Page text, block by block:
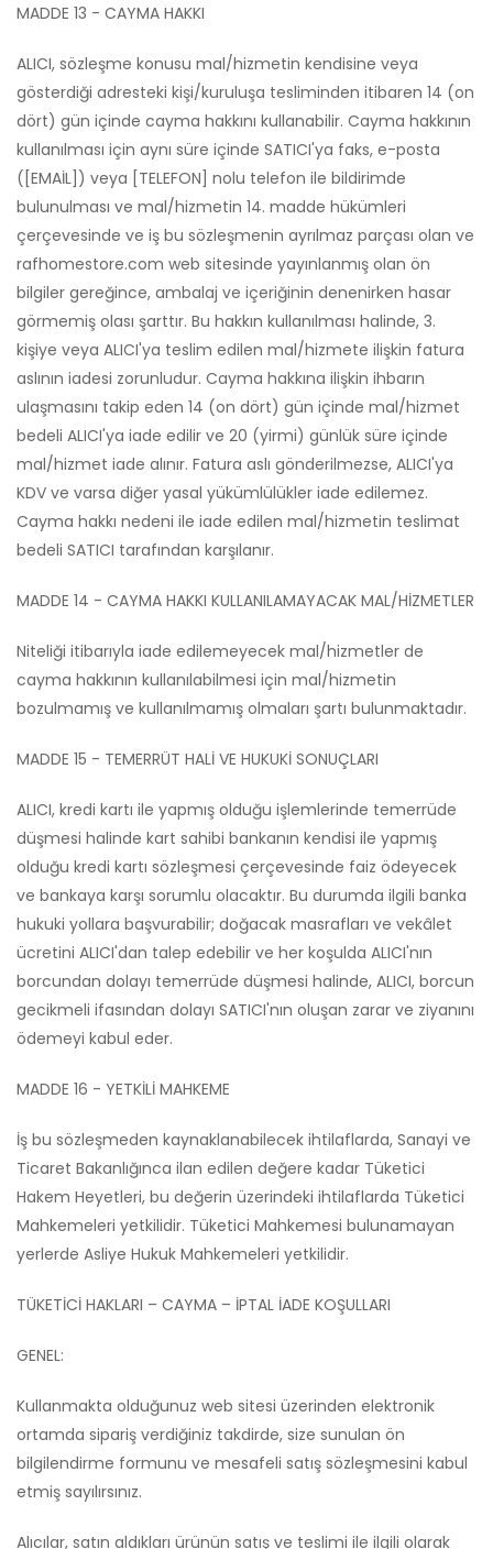
MADDE 13 - CAYMA HAKKI
ALICI, sözleşme konusu mal/hizmetin kendisine veya
gösterdiği adresteki kişi/kuruluşa tesliminden itibaren 14 (on
dört) gün içinde cayma hakkını kullanabilir. Cayma hakkının
kullanılması için aynı süre içinde SATICI'ya faks, e-posta
([EMAİL]) veya [TELEFON] nolu telefon ile bildirimde
bulunulması ve mal/hizmetin 14. madde hükümleri
çerçevesinde ve iş bu sözleşmenin ayrılmaz parçası olan ve
rafhomestore.com web sitesinde yayınlanmış olan ön
bilgiler gereğince, ambalaj ve içeriğinin denenirken hasar
görmemiş olası şarttır. Bu hakkın kullanılması halinde, 3.
kişiye veya ALICI'ya teslim edilen mal/hizmete ilişkin fatura
aslının iadesi zorunludur. Cayma hakkına ilişkin ihbarın
ulaşmasını takip eden 14 (on dört) gün içinde mal/hizmet
bedeli ALICI'ya iade edilir ve 20 (yirmi) günlük süre içinde
mal/hizmet iade alınır. Fatura aslı gönderilmezse, ALICI'ya
KDV ve varsa diğer yasal yükümlülükler iade edilemez.
Cayma hakkı nedeni ile iade edilen mal/hizmetin teslimat
bedeli SATICI tarafından karşılanır.
MADDE 14 - CAYMA HAKKI KULLANILAMAYACAK MAL/HİZMETLER
Niteliği itibarıyla iade edilemeyecek mal/hizmetler de
cayma hakkının kullanılabilmesi için mal/hizmetin
bozulmamış ve kullanılmamış olmaları şartı bulunmaktadır.
MADDE 15 - TEMERRÜT HALİ VE HUKUKİ SONUÇLARI
ALICI, kredi kartı ile yapmış olduğu işlemlerinde temerrüde
düşmesi halinde kart sahibi bankanın kendisi ile yapmış
olduğu kredi kartı sözleşmesi çerçevesinde faiz ödeyecek
ve bankaya karşı sorumlu olacaktır. Bu durumda ilgili banka
hukuki yollara başvurabilir; doğacak masrafları ve vekâlet
ücretini ALICI'dan talep edebilir ve her koşulda ALICI'nın
borcundan dolayı temerrüde düşmesi halinde, ALICI, borcun
gecikmeli ifasından dolayı SATICI'nın oluşan zarar ve ziyanını
ödemeyi kabul eder.
MADDE 16 - YETKİLİ MAHKEME
İş bu sözleşmeden kaynaklanabilecek ihtilaflarda, Sanayi ve
Ticaret Bakanlığınca ilan edilen değere kadar Tüketici
Hakem Heyetleri, bu değerin üzerindeki ihtilaflarda Tüketici
Mahkemeleri yetkilidir. Tüketici Mahkemesi bulunamayan
yerlerde Asliye Hukuk Mahkemeleri yetkilidir.
TÜKETİCİ HAKLARI – CAYMA – İPTAL İADE KOŞULLARI
GENEL:
Kullanmakta olduğunuz web sitesi üzerinden elektronik
ortamda sipariş verdiğiniz takdirde, size sunulan ön
bilgilendirme formunu ve mesafeli satış sözleşmesini kabul
etmiş sayılırsınız.
Alıcılar, satın aldıkları ürünün satış ve teslimi ile ilgili olarak